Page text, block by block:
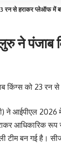
रन से हराकर प्लेऑफ में
ने पंजाब
ने आईपीएल 2026
आधिकारिक
टीम बन गई है।